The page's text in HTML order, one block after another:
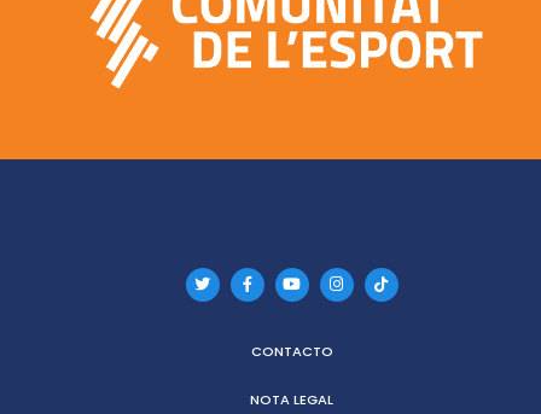
CONTACTO
NOTA LEGAL